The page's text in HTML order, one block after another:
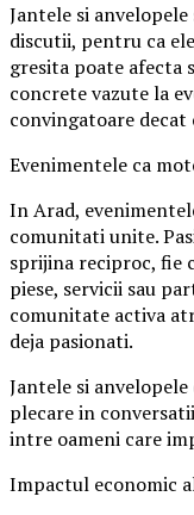
Jantele si
discutii, pentru ca
gresita poate afecta
concrete vazute la
convingatoare decat
Evenimentele ca
In Arad,
comunitati unite.
sprijina reciproc, fie
piese, servicii sau
comunitate activa
deja pasionati.
Jantele si
plecare in
intre oameni care
Impactul economic